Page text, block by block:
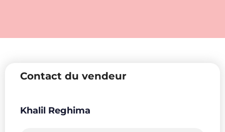
Contact du vendeur
Khalil Reghima